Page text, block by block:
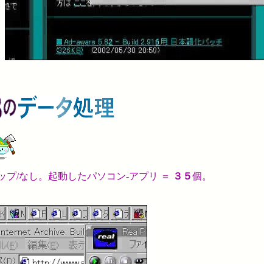
/なし。起動したパソコン-アプリ ＝ ３５個。